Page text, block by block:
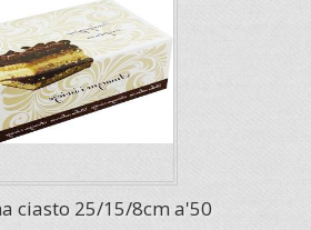
ciasto 25/15/8cm a'50